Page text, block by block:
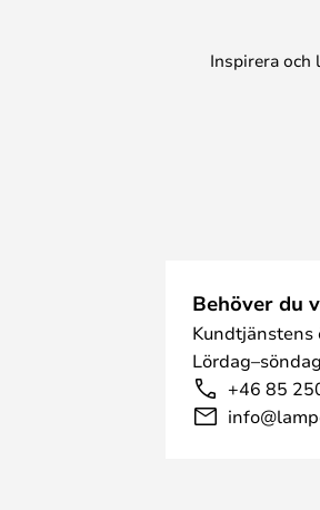
Inspirera och
Behöver du
+46 85